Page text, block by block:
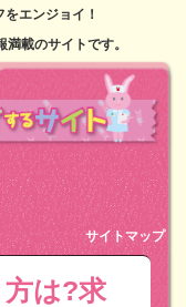
エンジョイ！
載のサイトです。
サイトマップ
は?求